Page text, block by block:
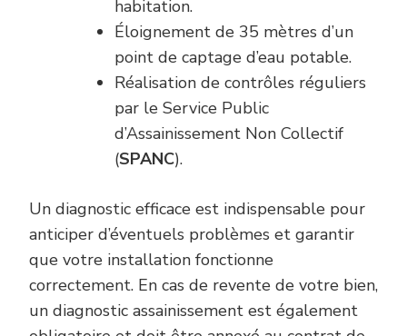
habitation.
Éloignement de 35 mètres d’un
point de captage d’eau potable.
Réalisation de contrôles réguliers
par le Service Public
d’Assainissement Non Collectif
(SPANC).
Un diagnostic efficace est indispensable pour
anticiper d’éventuels problèmes et garantir
que votre installation fonctionne
correctement. En cas de revente de votre bien,
un diagnostic assainissement est également